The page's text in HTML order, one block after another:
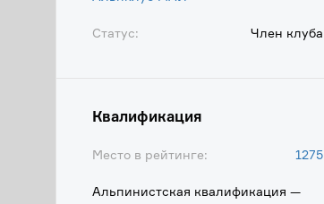
Статус: Член клуба
Квалификация
Место в рейтинге: 1275
Альпинистская квалификация —